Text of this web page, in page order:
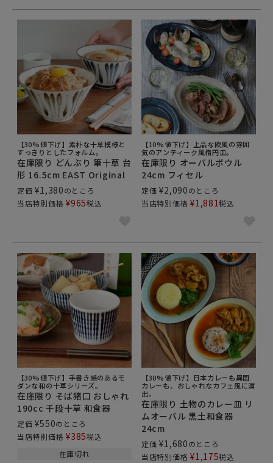
【30%値下げ】素朴な十草模様と
すっきりとしたフォルム。
在庫限り どんぶり 筆十草 台
形 16.5cm EAST Original
定価 ¥1,380のところ
当店特別価格 ¥965税込
【10%値下げ】上品な欧風の雰囲
気のアンティーク風楕円皿。
在庫限り オーバルボウル
24cm フィセル
定価 ¥2,090のところ
当店特別価格 ¥1,881税込
【30%値下げ】手書き感のあるモ
ダンな和の十草シリーズ。
在庫限り そば猪口 おしゃれ
190cc 千段十草 和食器
定価 ¥550のところ
当店特別価格 ¥385税込
在庫切れ
【30%値下げ】日本カレーも異国
カレーも、おしゃれなカフェ風に演
出。
在庫限り 土物のカレー皿 リ
ムオーバル 黒土和食器
24cm
定価 ¥1,680のところ
当店特別価格 ¥1,175税込